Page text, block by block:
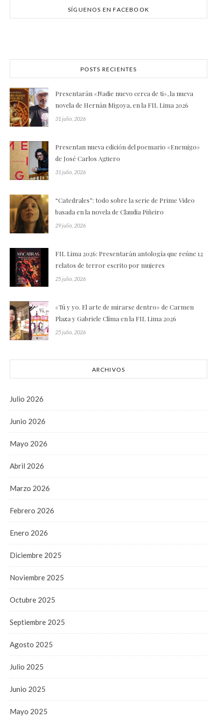
SÍGUENOS EN FACEBOOK
POSTS RECIENTES
Presentarán «Nadie nuevo cerca de ti», la nueva
novela de Hernán Migoya, en la FIL Lima 2026
31 julio, 2026
Presentan nueva edición del poemario «Enemigo»
de José Carlos Agüero
31 julio, 2026
“Catedrales”: todo sobre la serie de Prime Video
basada en la novela de Claudia Piñeiro
29 julio, 2026
FIL Lima 2026: Presentarán antología que reúne 12
relatos de terror escrito por mujeres
25 julio, 2026
«Tú y yo. El arte de mirarse dentro» de Carmen
Plaza y Gabriele Clima en la FIL Lima 2026
25 julio, 2026
ARCHIVOS
Julio 2026
Junio 2026
Mayo 2026
Abril 2026
Marzo 2026
Febrero 2026
Enero 2026
Diciembre 2025
Noviembre 2025
Octubre 2025
Septiembre 2025
Agosto 2025
Julio 2025
Junio 2025
Mayo 2025